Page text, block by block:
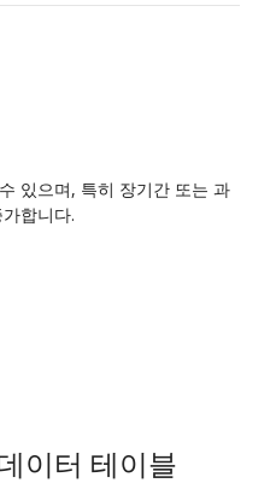
있으며, 특히 장기간 또는 과
합니다.
이터 테이블